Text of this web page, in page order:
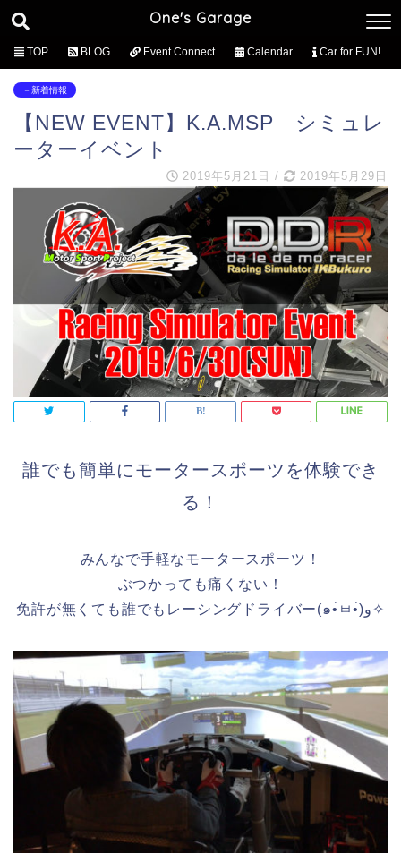
One's Garage
TOP BLOG Event Connect Calendar Car for FUN!
－新着情報
【NEW EVENT】K.A.MSP シミュレ
ーターイベント
2019年5月21日 / 2019年5月29日
誰でも簡単にモータースポーツを体験でき
る！
みんなで手軽なモータースポーツ！
ぶつかっても痛くない！
免許が無くても誰でもレーシングドライバー(๑•̀ㅂ•́)و✧